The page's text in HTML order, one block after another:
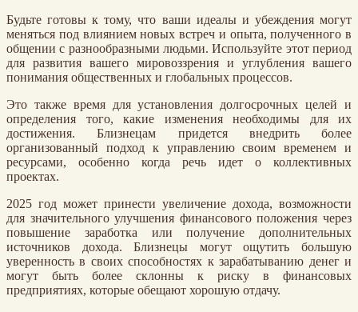
Будьте готовы к тому, что ваши идеалы и убеждения могут
меняться под влиянием новых встреч и опыта, полученного в
общении с разнообразными людьми. Используйте этот период
для развития вашего мировоззрения и углубления вашего
понимания общественных и глобальных процессов.
Это также время для установления долгосрочных целей и
определения того, какие изменения необходимы для их
достижения. Близнецам придется внедрить более
организованный подход к управлению своим временем и
ресурсами, особенно когда речь идет о коллективных
проектах.
2025 год может принести увеличение дохода, возможности
для значительного улучшения финансового положения через
повышение заработка или получение дополнительных
источников дохода. Близнецы могут ощутить большую
уверенность в своих способностях к зарабатыванию денег и
могут быть более склонны к риску в финансовых
предприятиях, которые обещают хорошую отдачу.